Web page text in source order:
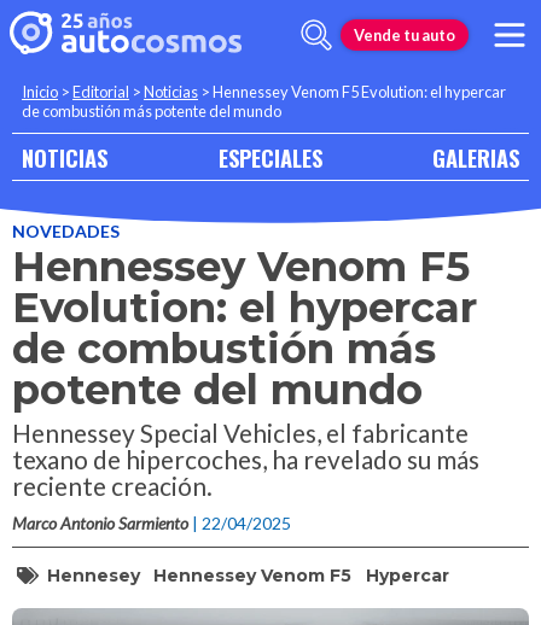
Vende tu auto
Inicio >Editorial >Noticias >Hennessey Venom F5 Evolution: el hypercar
de combustión más potente del mundo
NOTICIAS ESPECIALES GALERIAS
NOVEDADES
Hennessey Venom F5
Evolution: el hypercar
de combustión más
potente del mundo
Hennessey Special Vehicles, el fabricante
texano de hipercoches, ha revelado su más
reciente creación.
Marco Antonio Sarmiento | 22/04/2025
Hennesey Hennessey Venom F5 Hypercar